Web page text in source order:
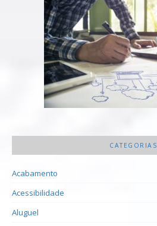
CATEGORIAS
Acabamento
Acessibilidade
Aluguel